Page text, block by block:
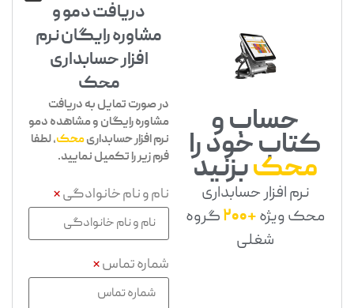
حساب و
کتاب خود را
محکبزنید
نرم افزار حسابداری
محک ویژه+200
گروه
شغلی
دریافت دمو و
مشاوره رایگان نرم
افزار حسابداری
محک
در صورت تمایل به دریافت
مشاوره رایگان و مشاهده دمو
نرم افزار حسابداریمحک، لطفا
فرم زیر را تکمیل نمایید.
نام و نام خانوادگی*
شماره تماس*